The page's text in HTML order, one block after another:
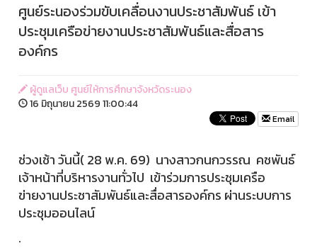
ศูนย์ระนองร่วมขับเคลื่อนงานประชาสัมพันธ์ เข้า
ประชุมเครือข่ายงานประชาสัมพันธ์และสื่อสาร
องค์กร
ผู้ดูแลเว็บ ศูนย์ให้การศึกษาจังหวัดระนอง
16 มิถุนายน 2569 11:00:44
Email
ช่วงเช้า วันนี้( 28 พ.ค. 69) นางสาวกนกวรรณ คชพันธ์
เจ้าหน้าที่บริหารงานทั่วไป เข้าร่วมการประชุมเครือ
ข่ายงานประชาสัมพันธ์และสื่อสารองค์กร ผ่านระบบการ
ประชุมออนไลน์
.